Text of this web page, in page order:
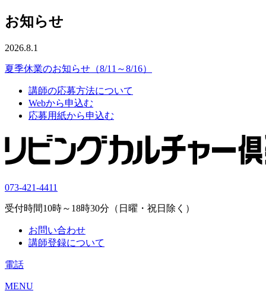
お知らせ
2026.8.1
夏季休業のお知らせ（8/11～8/16）
講師の応募方法について
Webから申込む
応募用紙から申込む
073-421-4411
受付時間10時～18時30分（日曜・祝日除く）
お問い合わせ
講師登録について
電話
MENU